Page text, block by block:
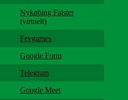
Nykøbing Falster
(virtuelt)
Fevgames
Google Form
Telegram
Google Meet